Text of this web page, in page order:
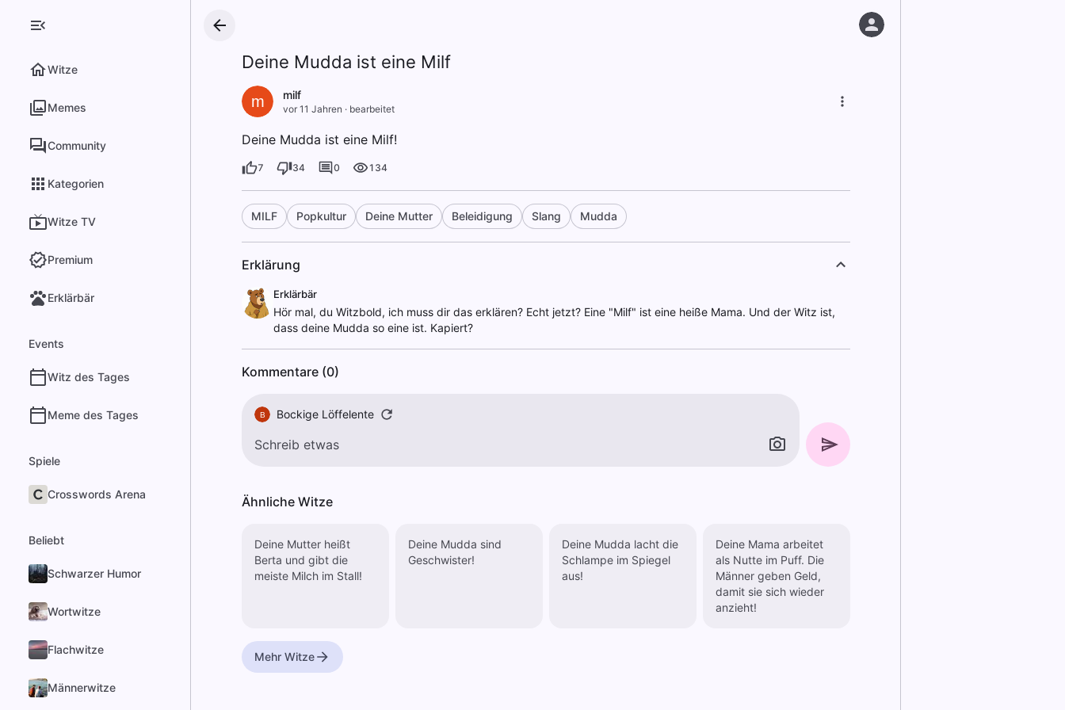
Witze
Memes
Community
Kategorien
Witze TV
Premium
Erklärbär
Events
Witz des Tages
Meme des Tages
Spiele
Crosswords Arena
Beliebt
Schwarzer Humor
Wortwitze
Flachwitze
Männerwitze
Deine Mudda ist eine Milf
m milf
vor 11 Jahren · bearbeitet
Deine Mudda ist eine Milf!
7 34 0 134
MILF Popkultur Deine Mutter Beleidigung Slang Mudda
Erklärung
Erklärbär
Hör mal, du Witzbold, ich muss dir das erklären? Echt jetzt? Eine "Milf" ist eine heiße Mama. Und der Witz ist,
dass deine Mudda so eine ist. Kapiert?
Kommentare (0)
B Bockige Löffelente
Ähnliche Witze
Deine Mutter heißt
Berta und gibt die
meiste Milch im Stall!
Deine Mudda sind
Geschwister!
Deine Mudda lacht die
Schlampe im Spiegel
aus!
Deine Mama arbeitet
als Nutte im Puff. Die
Männer geben Geld,
damit sie sich wieder
anzieht!
Mehr Witze